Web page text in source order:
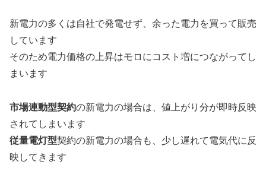
新電力の多くは自社で発電せず、余った電力を買って販売
しています
そのため電力価格の上昇はモロにコスト増につながってし
まいます
市場連動型契約の新電力の場合は、値上がり分が即時反映
されてしまいます
従量電灯型契約の新電力の場合も、少し遅れて電気代に反
映してきます